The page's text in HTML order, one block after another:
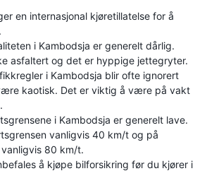
en internasjonal kjøretillatelse for å
i Kambodsja er generelt dårlig.
asfaltert og det er hyppige jettegryter.
i Kambodsja blir ofte ignorert
kaotisk. Det er viktig å være på vakt
i Kambodsja er generelt lave.
vanligvis 40 km/t og på
80 km/t.
å kjøpe bilforsikring før du kjører i